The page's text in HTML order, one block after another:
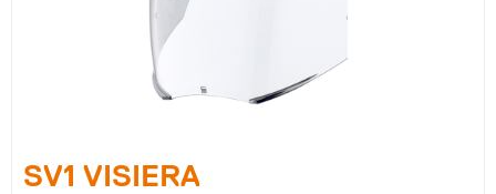
SV1 VISIERA